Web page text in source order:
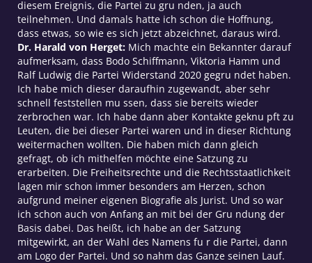
diesem Ereignis, die Partei zu gru nden, ja auch
teilnehmen. Und damals hatte ich schon die Hoffnung,
dass etwas, so wie es sich jetzt abzeichnet, daraus wird.
Dr. Harald von Herget:Mich machte ein Bekannter darauf
aufmerksam, dass Bodo Schiffmann, Viktoria Hamm und
Ralf Ludwig die Partei Widerstand 2020 gegru ndet haben.
Ich habe mich dieser daraufhin zugewandt, aber sehr
schnell feststellen mu ssen, dass sie bereits wieder
zerbrochen war. Ich habe dann aber Kontakte geknu pft zu
Leuten, die bei dieser Partei waren und in dieser Richtung
weitermachen wollten. Die haben mich dann gleich
gefragt, ob ich mithelfen möchte eine Satzung zu
erarbeiten. Die Freiheitsrechte und die Rechtsstaatlichkeit
lagen mir schon immer besonders am Herzen, schon
aufgrund meiner eigenen Biografie als Jurist. Und so war
ich schon auch von Anfang an mit bei der Gru ndung der
Basis dabei. Das heißt, ich habe an der Satzung
mitgewirkt, an der Wahl des Namens fu r die Partei, dann
am Logo der Partei. Und so nahm das Ganze seinen Lauf.